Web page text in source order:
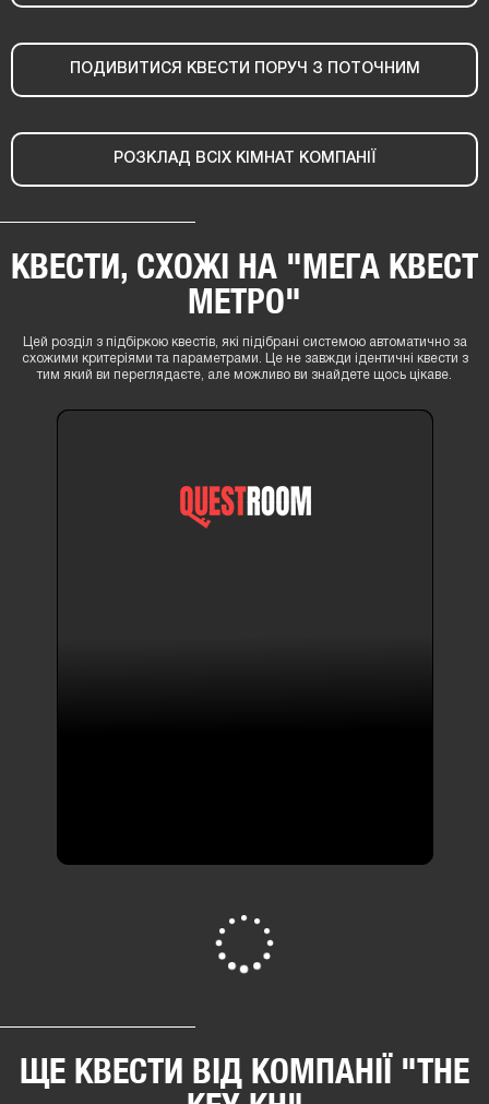
ПОДИВИТИСЯ КВЕСТИ ПОРУЧ З ПОТОЧНИМ
РОЗКЛАД ВСІХ КІМНАТ КОМПАНІЇ
КВЕСТИ, СХОЖІ НА "МЕГА КВЕСТ
МЕТРО"
Цей розділ з підбіркою квестів, які підібрані системою автоматично за
схожими критеріями та параметрами. Це не завжди ідентичні квести з
тим який ви переглядаєте, але можливо ви знайдете щось цікаве.
ПЕРЕГЛЯНУТИ ВСІ
ЩЕ КВЕСТИ ВІД КОМПАНІЇ "THE
KEY KH"